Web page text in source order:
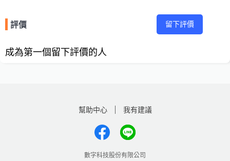
評價 留下評價
成為第一個留下評價的人
幫助中心 我有建議
數字科技股份有限公司